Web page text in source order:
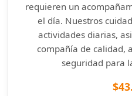
requieren un
el día. Nuestros
actividades diarias,
compañía de calidad,
seguridad para